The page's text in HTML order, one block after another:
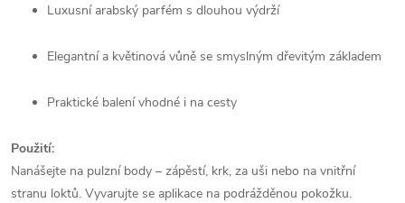
Luxusní arabský parfém s dlouhou výdrží
Elegantní a květinová vůně se smyslným dřevitým základem
Praktické balení vhodné i na cesty
Použití:
Nanášejte na pulzní body – zápěstí, krk, za uši nebo na vnitřní
stranu loktů. Vyvarujte se aplikace na podrážděnou pokožku.